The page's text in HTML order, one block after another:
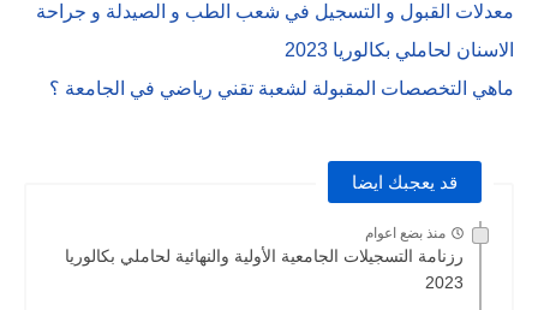
معدلات القبول و التسجيل في شعب الطب و الصيدلة و جراحة
الاسنان لحاملي بكالوريا 2023
ماهي التخصصات المقبولة لشعبة تقني رياضي في الجامعة ؟
قد يعجبك ايضا
منذ بضع اعوام
رزنامة التسجيلات الجامعية الأولية والنهائية لحاملي بكالوريا
2023